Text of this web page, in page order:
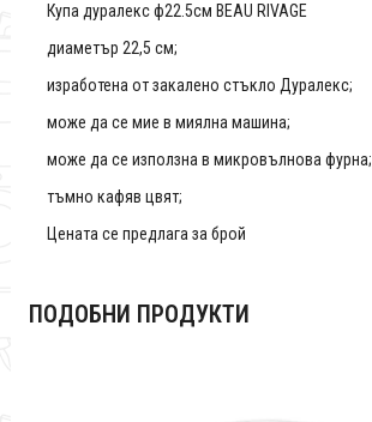
Купа дуралекс ф22.5см BEAU RIVAGE
диаметър 22,5 см;
изработена от закалено стъкло Дуралекс;
може да се мие в миялна машина;
може да се използна в микровълнова фурна;
тъмно кафяв цвят;
Цената се предлага за брой
ПОДОБНИ ПРОДУКТИ